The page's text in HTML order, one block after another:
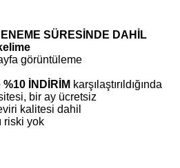
SÜRESİNDE DAHİL
görüntüleme
İNDİRİM karşılaştırıldığında
bir ay ücretsiz
kalitesi dahil
riski yok